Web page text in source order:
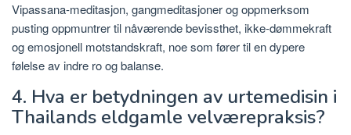
Vipassana-meditasjon, gangmeditasjoner og oppmerksom
pusting oppmuntrer til nåværende bevissthet, ikke-dømmekraft
og emosjonell motstandskraft, noe som fører til en dypere
følelse av indre ro og balanse.
4. Hva er betydningen av urtemedisin i
Thailands eldgamle velværepraksis?